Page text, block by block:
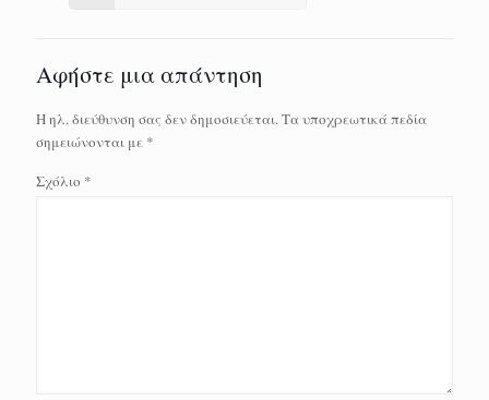
Αφήστε μια απάντηση
Η ηλ. διεύθυνση σας δεν δημοσιεύεται.Τα υποχρεωτικά πεδία
σημειώνονται με *
Σχόλιο *